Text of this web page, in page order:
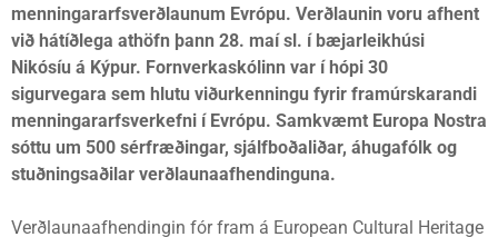
menningararfsverðlaunum Evrópu. Verðlaunin voru afhent
við hátíðlega athöfn þann 28. maí sl. í bæjarleikhúsi
Nikósíu á Kýpur. Fornverkaskólinn var í hópi 30
sigurvegara sem hlutu viðurkenningu fyrir framúrskarandi
menningararfsverkefni í Evrópu. Samkvæmt Europa Nostra
sóttu um 500 sérfræðingar, sjálfboðaliðar, áhugafólk og
stuðningsaðilar verðlaunaafhendinguna.
Verðlaunaafhendingin fór fram á European Cultural Heritage